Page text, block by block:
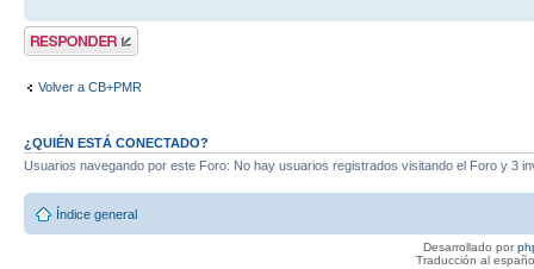
Publicar una
respuesta
Volver a CB+PMR
¿QUIÉN ESTÁ CONECTADO?
Usuarios navegando por este Foro: No hay usuarios registrados visitando el Foro y 3
Índice general
Desarrollado por
Traducción al